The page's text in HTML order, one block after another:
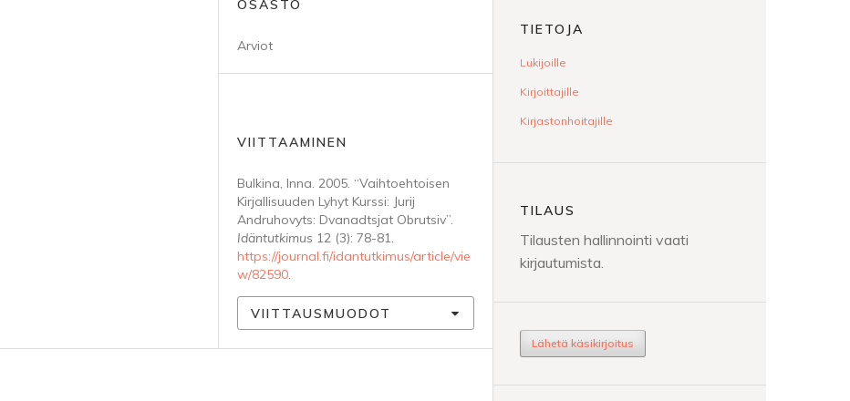
OSASTO
Arviot
VIITTAAMINEN
Bulkina, Inna. 2005. “Vaihtoehtoisen
Kirjallisuuden Lyhyt Kurssi: Jurij
Andruhovyts: Dvanadtsjat Obrutsiv”.
Idäntutkimus 12 (3): 78-81.
https://journal.fi/idantutkimus/article/vie
w/82590.
VIITTAUSMUODOT
TIETOJA
Lukijoille
Kirjoittajille
Kirjastonhoitajille
TILAUS
Tilausten hallinnointi vaati
kirjautumista.
Lähetä käsikirjoitus